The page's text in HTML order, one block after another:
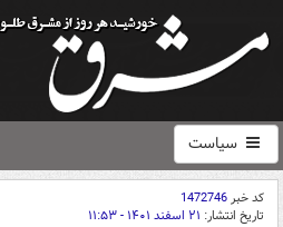
سیاست
کد خبر1472746
تاریخ انتشار: ۲۱ اسفند ۱۴۰۱ - ۱۱:۵۳